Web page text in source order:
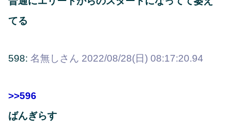
てる
598: 名無しさん 2022/08/28(日) 08:17:20.94
>>596
ばんぎらす